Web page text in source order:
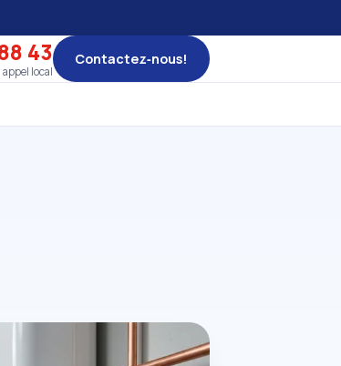
43
local
Contactez‑nous!